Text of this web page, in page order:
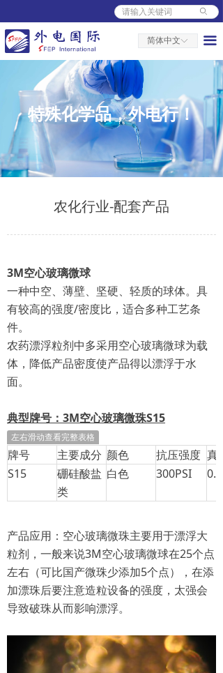
ꀅ
简体中文 끀
关于外电
人力资源
新闻中心
产品中心
营销中心
ꄙ
特殊化学品，外电行！
农化行业-配套产品
3M空心玻璃微球
一种中空、薄壁、坚硬、轻质的球体。具
有较高的强度/密度比， 适合多种工艺条
件。
农药漂浮粒剂中多采用空心玻璃微球为载
体， 降低产品密度使产品得以漂浮于水
面。
典型牌号：3M空心玻璃微珠S15
左右滑动查看完整表格
牌号 主要成分 颜色 抗压强度 真
S15
硼硅酸盐
类
白色 300PSI
产品应用： 空心玻璃微珠主要用于漂浮大
粒剂，一般来说3M空心玻璃微球在25个点
左右 （可比国产微珠少添加5个点），在添
加漂珠后要注意造粒设备的强度，太强会
导致破珠从而影响漂浮。